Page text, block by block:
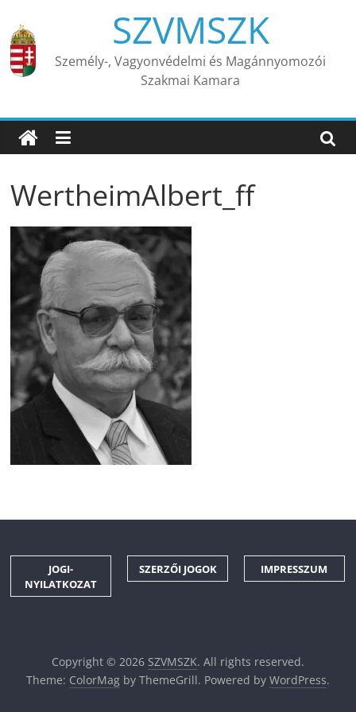
content
SZVMSZK
Személy-, Vagyonvédelmi és Magánnyomozói
Szakmai Kamara
WertheimAlbert_ff
JOGI-
NYILATKOZAT
SZERZŐI JOGOK IMPRESSZUM
Copyright © 2026 SZVMSZK. All rights reserved.
Theme: ColorMagby ThemeGrill. Powered by WordPress.